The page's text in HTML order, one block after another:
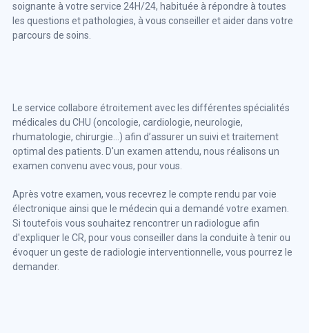
soignante à votre service 24H/24, habituée à répondre à toutes
les questions et pathologies, à vous conseiller et aider dans votre
parcours de soins.
Le service collabore étroitement avec les différentes spécialités
médicales du CHU (oncologie, cardiologie, neurologie,
rhumatologie, chirurgie...) afin d’assurer un suivi et traitement
optimal des patients. D'un examen attendu, nous réalisons un
examen convenu avec vous, pour vous.
Après votre examen, vous recevrez le compte rendu par voie
électronique ainsi que le médecin qui a demandé votre examen.
Si toutefois vous souhaitez rencontrer un radiologue afin
d'expliquer le CR, pour vous conseiller dans la conduite à tenir ou
évoquer un geste de radiologie interventionnelle, vous pourrez le
demander.